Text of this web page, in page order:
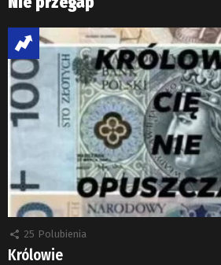
25 Polubienia
Królowie